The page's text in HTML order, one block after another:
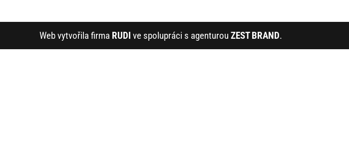
Web vytvořila firma RUDI ve spolupráci s agenturou ZEST BRAND.